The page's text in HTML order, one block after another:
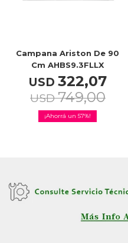
Campana Ariston De 90
Cm AHBS9.3FLLX
USD 322,07
USD 749,00
57
Mis pedidos
Local